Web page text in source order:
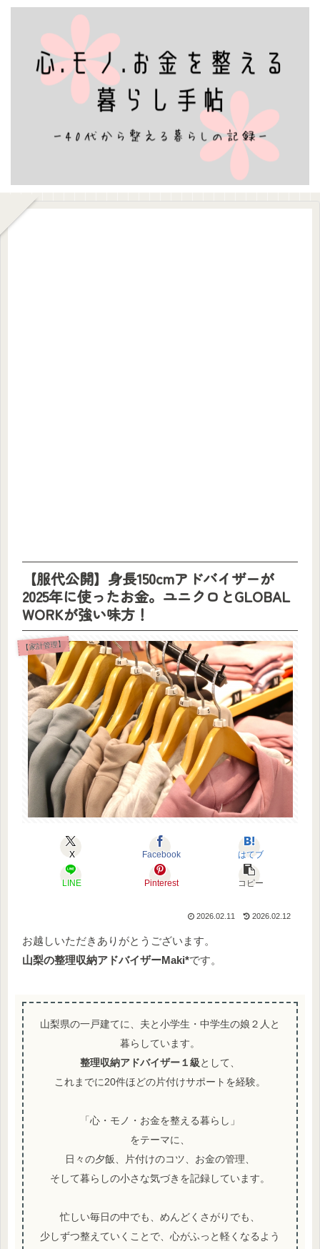
【服代公開】身長150cmアドバイザーが
2025年に使ったお金。ユニクロとGLOBAL
WORKが強い味方！
【家計管理】
X Facebook はてブ
LINE Pinterest コピー
2026.02.11 2026.02.12
お越しいただきありがとうございます。
山梨の整理収納アドバイザーMaki*です。
山梨県の一戸建てに、夫と小学生・中学生の娘２人と
暮らしています。
整理収納アドバイザー１級として、
これまでに20件ほどの片付けサポートを経験。
「心・モノ・お金を整える暮らし」
をテーマに、
日々の夕飯、片付けのコツ、お金の管理、
そして暮らしの小さな気づきを記録しています。
忙しい毎日の中でも、めんどくさがりでも、
少しずつ整えていくことで、心がふっと軽くなるよう